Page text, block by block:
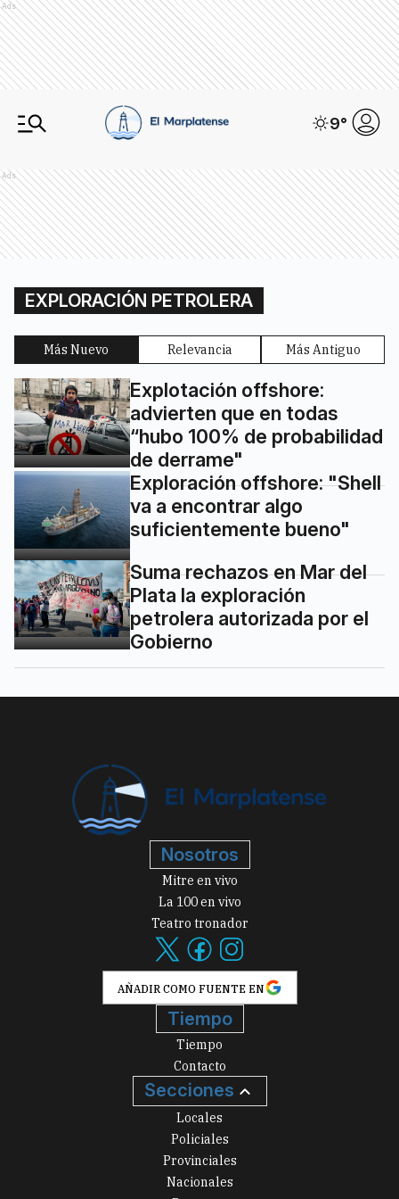
Ads
9°
Ads
EXPLORACIÓN PETROLERA
Más Nuevo Relevancia Más Antiguo
Explotación offshore:
advierten que en todas
“hubo 100% de probabilidad
de derrame"
Exploración offshore: "Shell
va a encontrar algo
suficientemente bueno"
Suma rechazos en Mar del
Plata la exploración
petrolera autorizada por el
Gobierno
Nosotros
Mitre en vivo
La 100 en vivo
Teatro tronador
AÑADIR COMO FUENTE EN
Tiempo
Tiempo
Contacto
Secciones
Locales
Policiales
Provinciales
Nacionales